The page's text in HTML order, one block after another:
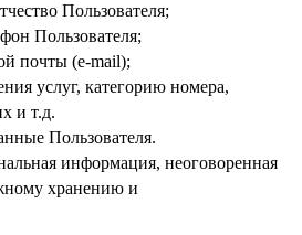
Пользователя;
Пользователя;
почты (e-mail);
услуг, категорию номера,
и т.д.
Пользователя.
информация, неоговоренная
хранению и